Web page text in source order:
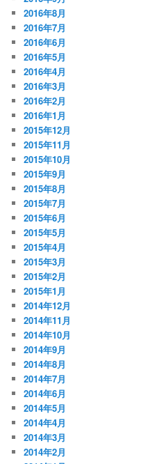
2016年8月
2016年7月
2016年6月
2016年5月
2016年4月
2016年3月
2016年2月
2016年1月
2015年12月
2015年11月
2015年10月
2015年9月
2015年8月
2015年7月
2015年6月
2015年5月
2015年4月
2015年3月
2015年2月
2015年1月
2014年12月
2014年11月
2014年10月
2014年9月
2014年8月
2014年7月
2014年6月
2014年5月
2014年4月
2014年3月
2014年2月